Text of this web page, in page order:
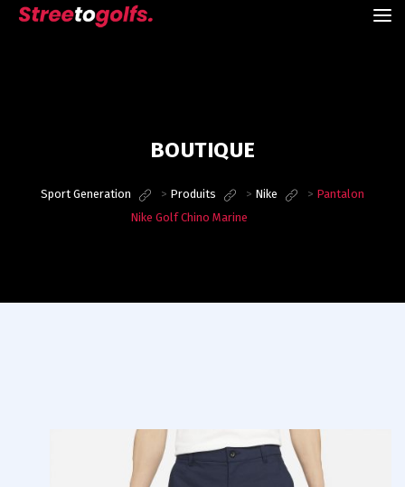
BOUTIQUE
Sport Generation > Produits > Nike > Pantalon
Nike Golf Chino Marine